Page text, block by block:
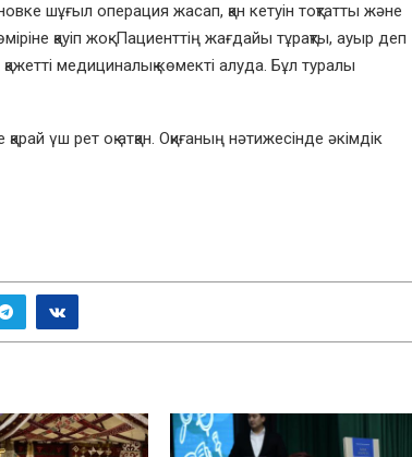
шұғыл операция жасап, қан кетуін тоқтатты және
қауіп жоқ. Пациенттің жағдайы тұрақты, ауыр деп
медициналық көмекті алуда. Бұл туралы
үш рет оқ атқан. Оқиғаның нәтижесінде әкімдік